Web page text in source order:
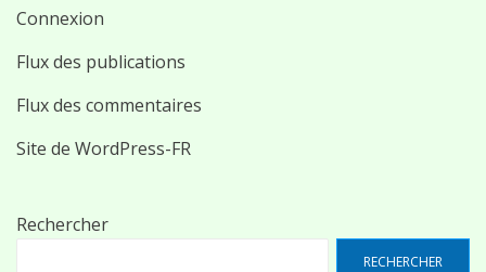
Connexion
Flux des publications
Flux des commentaires
Site de WordPress-FR
Rechercher
RECHERCHER